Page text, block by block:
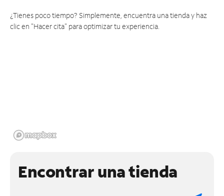
¿Tienes poco tiempo? Simplemente, encuentra una tienda y haz
clic en "Hacer cita" para optimizar tu experiencia.
Encontrar una tienda